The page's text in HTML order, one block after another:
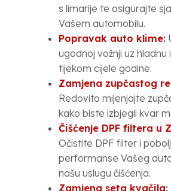
s limarije te osigurajte
Vašem automobilu.
Popravak auto klime:
ugodnoj vožnji uz hladnu
tijekom cijele godine.
Zamjena zupčastog
Redovito mijenjajte
kako biste izbjegli kvar
Čišćenje DPF filtera u
Očistite DPF filter i
performanse Vašeg
našu uslugu čišćenja.
Zamjena seta kvačila: